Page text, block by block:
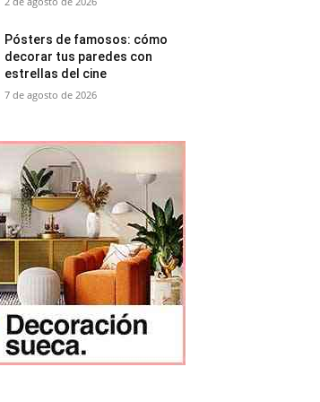
Pósters de famosos: cómo
decorar tus paredes con
estrellas del cine
7 de agosto de 2026